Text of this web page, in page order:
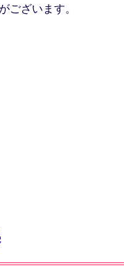
ございます。